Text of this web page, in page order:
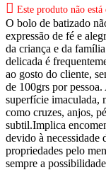
 Este produto não
O bolo de batizado
expressão de fé e
da criança e da
delicada é
ao gosto do cliente,
de 100grs por
superfície imaculada,
como cruzes, anjos,
subtil.Implica
devido à necessidade
propriedades pelo
sempre a